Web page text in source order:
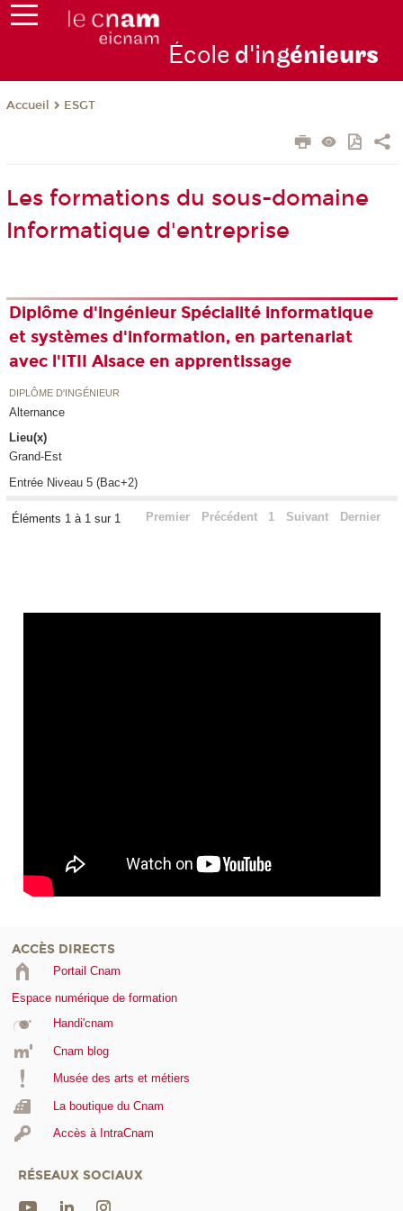
École d'ingénieurs
Accueil ESGT
Les formations du sous-domaine
Informatique d'entreprise
Diplôme d'ingénieur Spécialité informatique
et systèmes d'information, en partenariat
avec l'ITII Alsace en apprentissage
DIPLÔME D'INGÉNIEUR
Alternance
Lieu(x)
Grand-Est
Entrée Niveau 5 (Bac+2)
Éléments 1 à 1 sur 1 Premier Précédent 1 Suivant Dernier
ACCÈS DIRECTS
Portail Cnam
Espace numérique de formation
Handi'cnam
Cnam blog
Musée des arts et métiers
La boutique du Cnam
Accès à IntraCnam
RÉSEAUX SOCIAUX